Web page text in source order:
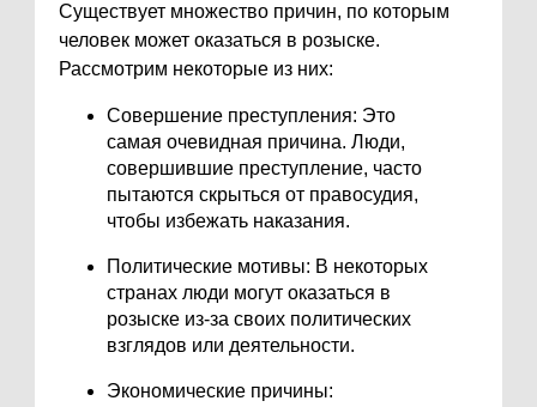
Существует множество причин, по которым
человек может оказаться в розыске.
Рассмотрим некоторые из них:
Совершение преступления: Это
самая очевидная причина. Люди,
совершившие преступление, часто
пытаются скрыться от правосудия,
чтобы избежать наказания.
Политические мотивы: В некоторых
странах люди могут оказаться в
розыске из-за своих политических
взглядов или деятельности.
Экономические причины: